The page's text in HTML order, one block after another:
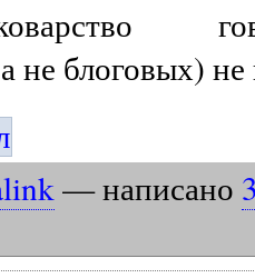
не блоговых)
— написано